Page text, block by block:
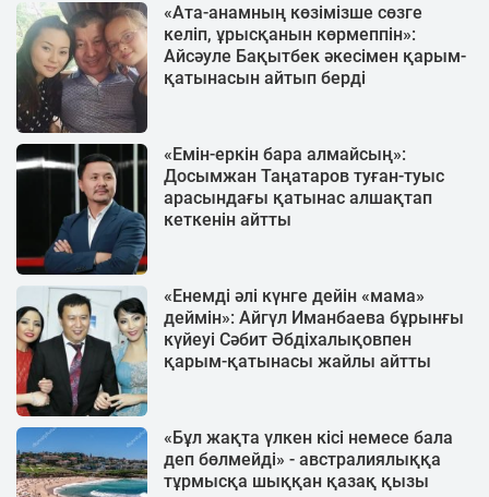
«Ата-анамның көзімізше сөзге
келіп, ұрысқанын көрмеппін»:
Айсәуле Бақытбек әкесімен қарым-
қатынасын айтып берді
«Емін-еркін бара алмайсың»:
Досымжан Таңатаров туған-туыс
арасындағы қатынас алшақтап
кеткенін айтты
«Енемді әлі күнге дейін «мама»
деймін»: Айгүл Иманбаева бұрынғы
күйеуі Сәбит Әбдіхалықовпен
қарым-қатынасы жайлы айтты
«Бұл жақта үлкен кісі немесе бала
деп бөлмейді» - австралиялыққа
тұрмысқа шыққан қазақ қызы